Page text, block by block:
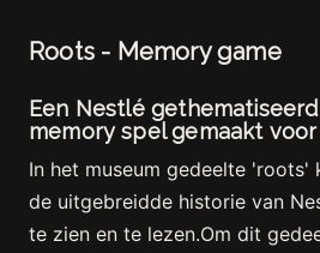
Roots - Memory game
Een Nestlé
memory spel gemaakt
In het museum gedeelte 'roots'
de uitgebreidde historie van
te zien en te lezen.Om dit